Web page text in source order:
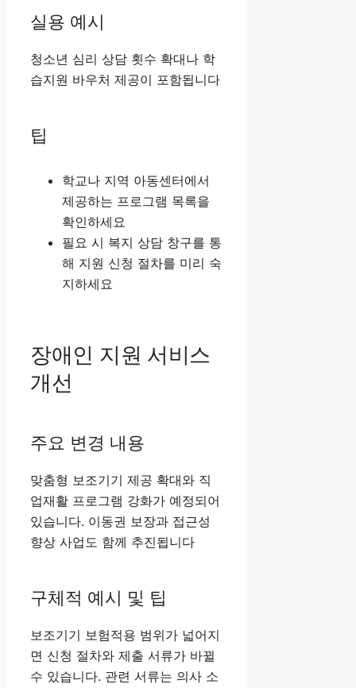
실용 예시
청소년 심리 상담 횟수 확대나 학
습지원 바우처 제공이 포함됩니다
팁
학교나 지역 아동센터에서
제공하는 프로그램 목록을
확인하세요
필요 시 복지 상담 창구를 통
해 지원 신청 절차를 미리 숙
지하세요
장애인 지원 서비스
개선
주요 변경 내용
맞춤형 보조기기 제공 확대와 직
업재활 프로그램 강화가 예정되어
있습니다. 이동권 보장과 접근성
향상 사업도 함께 추진됩니다
구체적 예시 및 팁
보조기기 보험적용 범위가 넓어지
면 신청 절차와 제출 서류가 바뀔
수 있습니다. 관련 서류는 의사 소